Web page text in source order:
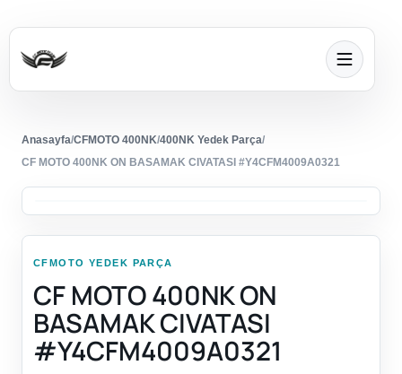
Anasayfa/CFMOTO 400NK/400NK Yedek Parça/
CF MOTO 400NK ON BASAMAK CIVATASI #Y4CFM4009A0321
CFMOTO YEDEK PARÇA
CF MOTO 400NK ON
BASAMAK CIVATASI
#Y4CFM4009A0321